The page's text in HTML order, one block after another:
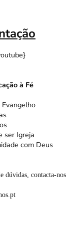
à Fé
ser Igreja
com Deus
dúvidas, contacta-nos